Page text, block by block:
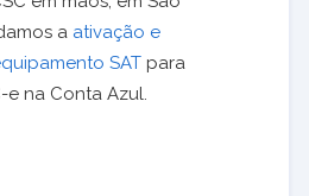
a ativação e
SAT para
e na Conta Azul.